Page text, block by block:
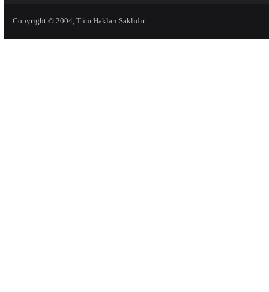
Copyright © 2004, Tüm Hakları Saklıdır